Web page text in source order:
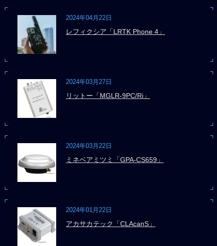
2024年04月22日
レフィクシア「LRTK Phone 4」
2024年03月27日
リットー「MGLR-9PC/Ri」
2024年03月22日
ミネベアミツミ「GPA-CS659」
2024年01月22日
アカサカテック「CLAcanS」